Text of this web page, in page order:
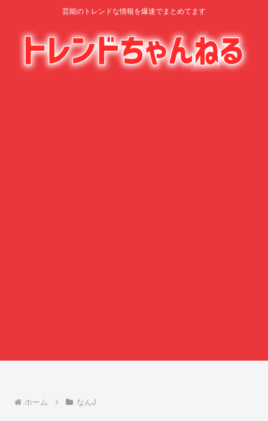
芸能のトレンドな情報を爆速でまとめてます
ホーム なんJ